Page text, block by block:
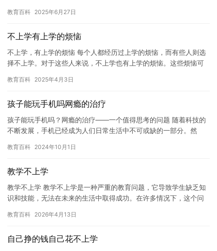
中不可…
教育百科 2025年6月27日
不上学有上学的烦恼
不上学，有上学的烦恼 每个人都经历过上学的烦恼，而有些人则选
择不上学。对于这些人来说，不上学也有上学的烦恼。这些烦恼可
上…
教育百科 2025年4月3日
孩子能玩手机吗网瘾的治疗
孩子能玩手机吗？网瘾的治疗——一个值得思考的问题 随着科技的
不断发展，手机已经成为人们日常生活中不可或缺的一部分。然
世界，…
教育百科 2024年10月1日
教学不上学
教学不上学 教学不上学是一种严重的教育问题，它导致学生缺乏知
识和技能，无法在未来的生活中取得成功。在许多情况下，这个问
一…
教育百科 2026年4月13日
自己挣的钱自己花不上学